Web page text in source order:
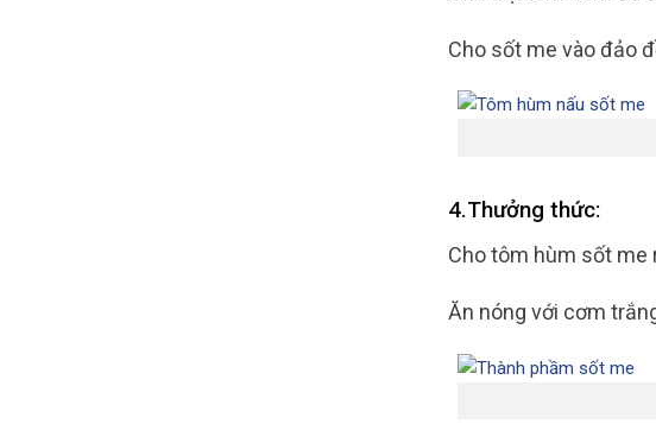
Cho sốt me vào đảo
4.Thưởng thức:
Cho tôm hùm sốt me
Ăn nóng với cơm